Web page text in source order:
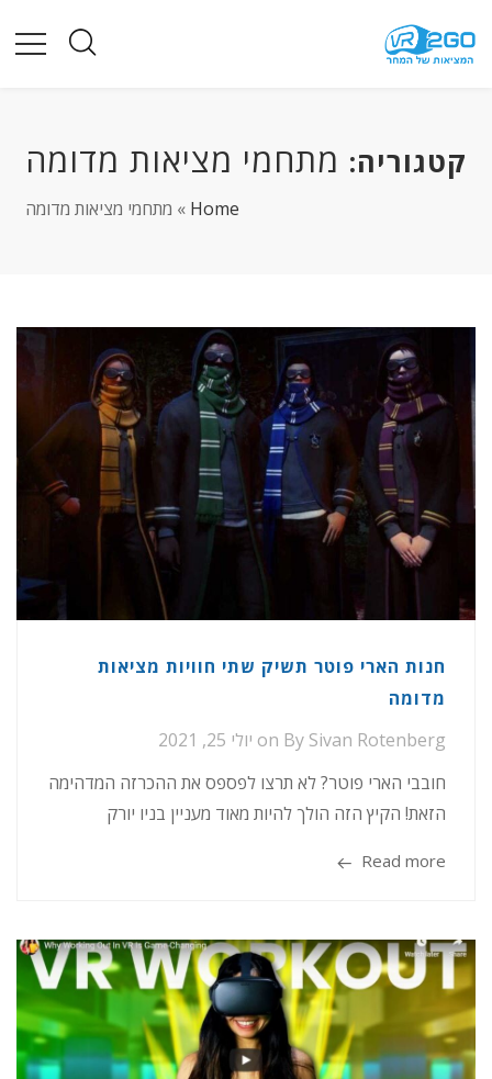
קטגוריה: מתחמי מציאות מדומה
Home
» מתחמי מציאות מדומה
חנות הארי פוטר תשיק שתי חוויות מציאות
מדומה
By Sivan Rotenberg
on יולי 25, 2021
חובבי הארי פוטר? לא תרצו לפספס את ההכרזה המדהימה
הזאת! הקיץ הזה הולך להיות מאוד מעניין בניו יורק
Read more